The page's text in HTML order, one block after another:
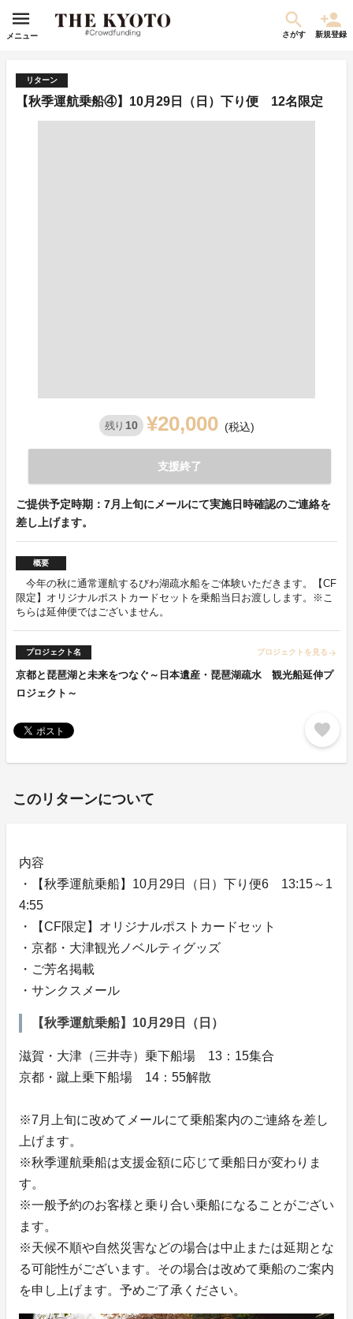
メニュー さがす 新規登録
リターン
【秋季運航乗船④】10月29日（日）下り便 12名限定
残り 10 ¥20,000 (税込)
支援終了
ご提供予定時期：7月上旬にメールにて実施日時確認のご連絡を
差し上げます。
概要
今年の秋に通常運航するびわ湖疏水船をご体験いただきます。【CF
限定】オリジナルポストカードセットを乗船当日お渡しします。※こ
ちらは延伸便ではございません。
プロジェクト名 プロジェクトを見る arrow_forward
京都と琵琶湖と未来をつなぐ～日本遺産・琵琶湖疏水 観光船延伸プ
ロジェクト～
favorite
このリターンについて
内容
・【秋季運航乗船】10月29日（日）下り便6 13:15～1
4:55
・【CF限定】オリジナルポストカードセット
・京都・大津観光ノベルティグッズ
・ご芳名掲載
・サンクスメール
【秋季運航乗船】10月29日（日）
滋賀・大津（三井寺）乗下船場 13：15集合
京都・蹴上乗下船場 14：55解散
※7月上旬に改めてメールにて乗船案内のご連絡を差し
上げます。
※秋季運航乗船は支援金額に応じて乗船日が変わりま
す。
※一般予約のお客様と乗り合い乗船になることがござい
ます。
※天候不順や自然災害などの場合は中止または延期とな
る可能性がございます。その場合は改めて乗船のご案内
を申し上げます。予めご了承ください。